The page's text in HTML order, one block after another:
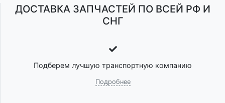
ДОСТАВКА ЗАПЧАСТЕЙ ПО ВСЕЙ РФ И
СНГ
Подберем лучшую транспортную компанию
Подробнее